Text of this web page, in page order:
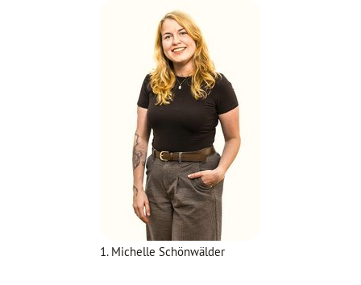
1. Michelle Schönwälder